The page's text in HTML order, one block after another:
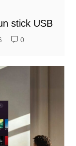
stick USB
0